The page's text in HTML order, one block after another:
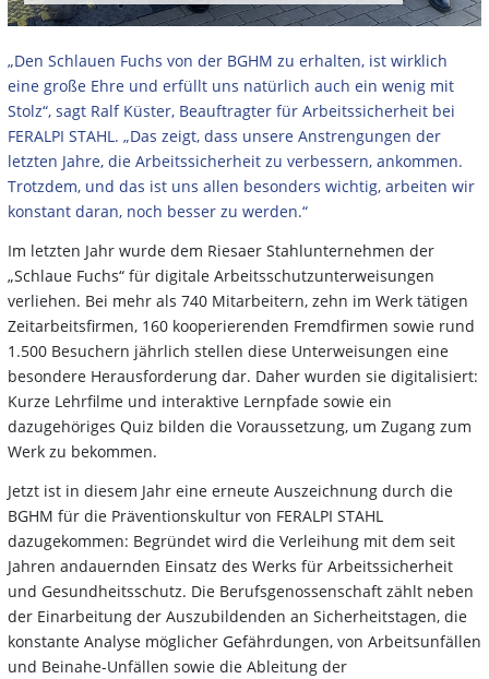
„Den Schlauen Fuchs von der BGHM zu erhalten, ist wirklich
eine große Ehre und erfüllt uns natürlich auch ein wenig mit
Stolz“, sagt Ralf Küster, Beauftragter für Arbeitssicherheit bei
FERALPI STAHL. „Das zeigt, dass unsere Anstrengungen der
letzten Jahre, die Arbeitssicherheit zu verbessern, ankommen.
Trotzdem, und das ist uns allen besonders wichtig, arbeiten wir
konstant daran, noch besser zu werden.“
Im letzten Jahr wurde dem Riesaer Stahlunternehmen der
„Schlaue Fuchs“ für digitale Arbeitsschutzunterweisungen
verliehen. Bei mehr als 740 Mitarbeitern, zehn im Werk tätigen
Zeitarbeitsfirmen, 160 kooperierenden Fremdfirmen sowie rund
1.500 Besuchern jährlich stellen diese Unterweisungen eine
besondere Herausforderung dar. Daher wurden sie digitalisiert:
Kurze Lehrfilme und interaktive Lernpfade sowie ein
dazugehöriges Quiz bilden die Voraussetzung, um Zugang zum
Werk zu bekommen.
Jetzt ist in diesem Jahr eine erneute Auszeichnung durch die
BGHM für die Präventionskultur von FERALPI STAHL
dazugekommen: Begründet wird die Verleihung mit dem seit
Jahren andauernden Einsatz des Werks für Arbeitssicherheit
und Gesundheitsschutz. Die Berufsgenossenschaft zählt neben
der Einarbeitung der Auszubildenden an Sicherheitstagen, die
konstante Analyse möglicher Gefährdungen, von Arbeitsunfällen
und Beinahe-Unfällen sowie die Ableitung der